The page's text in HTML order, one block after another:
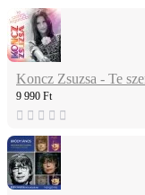
Koncz Zsuzsa - Te
9 990 Ft